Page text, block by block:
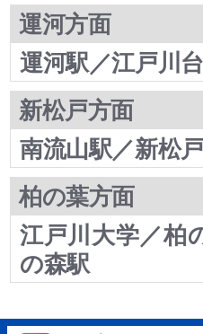
運河方面
運河駅／江戸川
新松戸方面
南流山駅／新松
柏の葉方面
江戸川大学／柏
の森駅